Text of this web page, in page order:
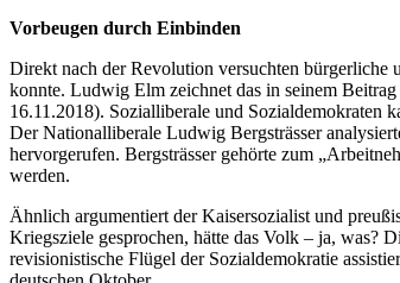
Vorbeugen durch Einbinden
Direkt nach der Revolution versuchten bürgerliche
konnte. Ludwig Elm zeichnet das in seinem
16.11.2018). Sozialliberale und Sozialdemokraten
Der Nationalliberale Ludwig Bergsträsser
hervorgerufen. Bergsträsser gehörte zum
werden.
Ähnlich argumentiert der Kaisersozialist und
Kriegsziele gesprochen, hätte das Volk – ja, was?
revisionistische Flügel der Sozialdemokratie